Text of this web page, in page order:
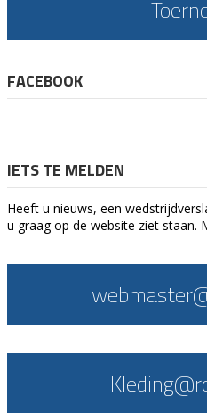
FACEBOOK
IETS TE MELDEN
Heeft u nieuws, een
u graag op de website ziet staan.